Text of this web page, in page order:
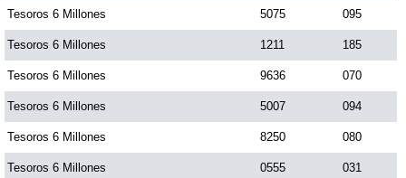
Tesoros 6 Millones 5075 095
Tesoros 6 Millones 1211 185
Tesoros 6 Millones 9636 070
Tesoros 6 Millones 5007 094
Tesoros 6 Millones 8250 080
Tesoros 6 Millones 0555 031